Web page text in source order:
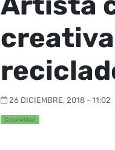
26 DICIEMBRE, 2018 - 11:02
Creatividad